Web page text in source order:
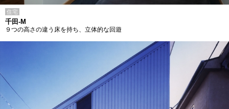
住宅
千田-M
９つの高さの違う床を持ち、立体的な回遊